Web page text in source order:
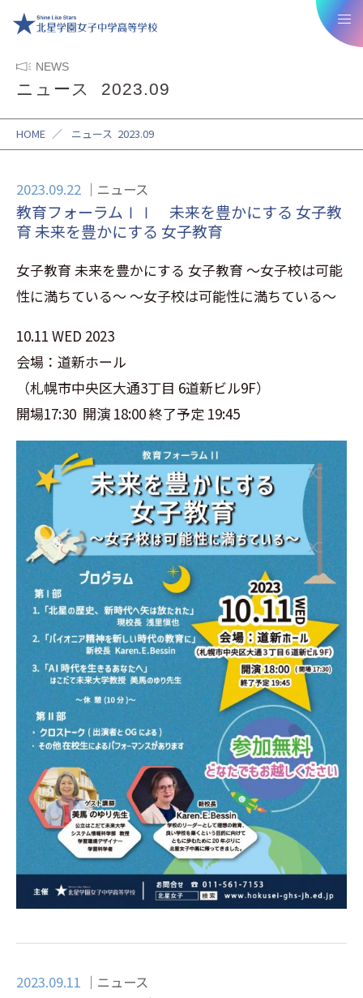
NEWS
ニュース 2023.09
HOME ／ ニュース 2023.09
2023.09.22 ニュース
教育フォーラムⅠⅠ 未来を豊かにする 女子教
育 未来を豊かにする 女子教育
女子教育 未来を豊かにする 女子教育 ～女子校は可能
性に満ちている～ ～女子校は可能性に満ちている～
10.11 WED 2023
会場：道新ホール
（札幌市中央区大通3丁目 6道新ビル9F）
開場17:30 開演 18:00 終了予定 19:45
2023.09.11 ニュース